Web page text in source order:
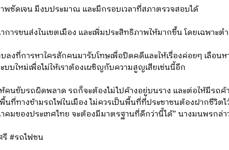
พชัดเจน มีงบประมาณ และมีกรอบเวลาที่สภาตรวจสอบได้
ารขนส่งในเขตเมือง และเพิ่มประสิทธิภาพให้มากขึ้น โดยเฉพาะต
ลงที่การหาใครสักคนมารับโทษเพื่อปิดคดีและให้เรื่องค่อยๆ เลือน
บใหม่เพื่อไม่ให้เราต้องเผชิญกับความสูญเสียเช่นนี้อีก
นขับรถผิดพลาด รถก็จะต้องไม่ไปค้างอยู่บนราง และต่อให้มีรถค้
นที่ทางข้ามรถไฟในเมือง ไม่ควรเป็นพื้นที่ที่ประชาชนต้องฝากชีวิต
คมของประเทศไทย จะต้องมีมาตรฐานที่ดีกว่านี้ได้” นางมนพรกล่า
#รถไฟชน